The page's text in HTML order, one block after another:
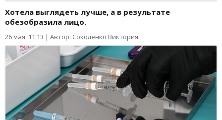
Хотела выглядеть лучше, а в результате
обезобразила лицо.
26 мая, 11:13 | Автор: Соколенко Виктория